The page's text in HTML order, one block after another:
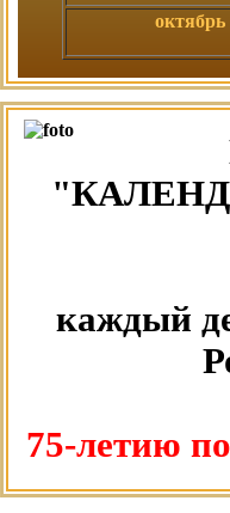
октябрь
каждый
75-летию